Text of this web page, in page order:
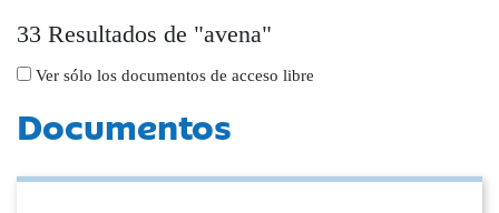
33 Resultados de "avena"
Ver sólo los documentos de acceso libre
Documentos